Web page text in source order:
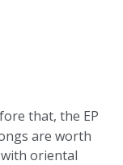
that, the EP
are worth
oriental